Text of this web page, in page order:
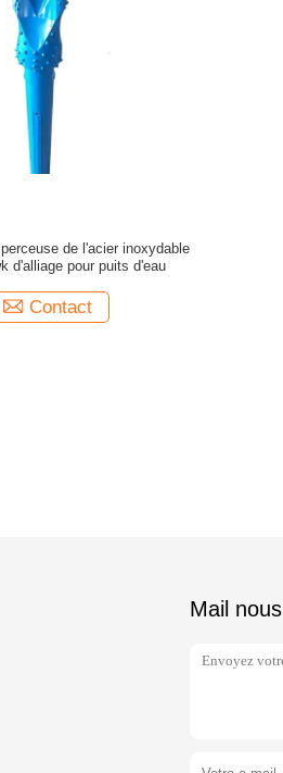
de l'acier inoxydable
d'alliage pour puits d'eau
Contact
Mail nous